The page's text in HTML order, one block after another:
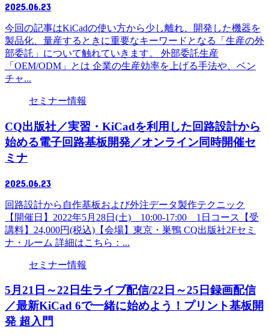
2025.06.23
今回の記事はKiCadの使い方から少し離れ、開発した機器を
製品化、量産するときに重要なキーワードとなる「生産の外
部委託」について触れていきます。 外部委託生産
「OEM/ODM」とは 企業の生産効率を上げる手法や、ベン
チャ...
セミナー情報
CQ出版社／実習・KiCadを利用した回路設計から
始める電子回路基板開発／オンライン同時開催セ
ミナ
2025.06.23
回路設計から自作基板および外注データ製作テクニック
【開催日】2022年5月28日(土) 10:00-17:00 1日コース【受
講料】24,000円(税込)【会場】東京・巣鴨 CQ出版社2Fセミ
ナ・ルーム 詳細はこちら：...
セミナー情報
5月21日～22日生ライブ配信/22日～25日録画配信
／最新KiCad 6で一緒に始めよう！プリント基板開
発 超入門